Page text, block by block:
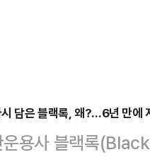
담은 블랙록, 왜?…6년 만에
운용사 블랙록